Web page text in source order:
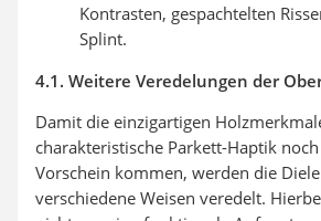
Kontrasten, gespachtelten
Splint.
4.1. Weitere Veredelungen der
Damit die einzigartigen
charakteristische Parkett-Haptik
Vorschein kommen, werden die
verschiedene Weisen veredelt.